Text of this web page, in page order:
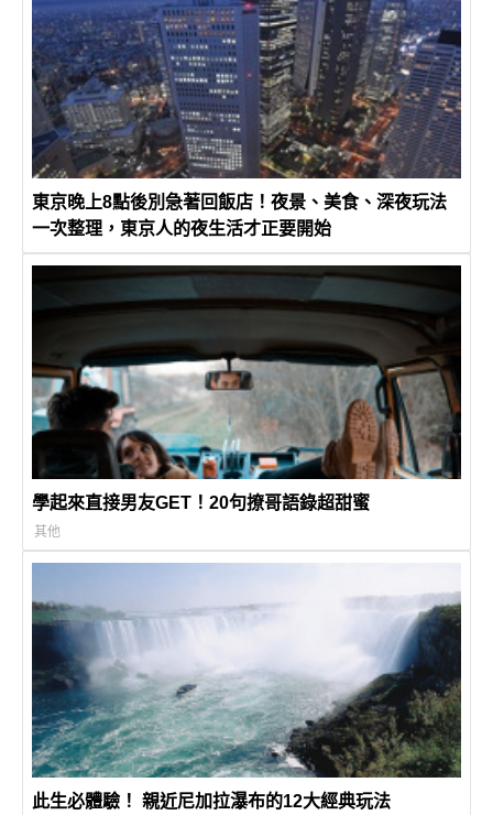
東京晚上8點後別急著回飯店！夜景、美食、深夜玩法
一次整理，東京人的夜生活才正要開始
學起來直接男友GET！20句撩哥語錄超甜蜜
其他
此生必體驗！ 親近尼加拉瀑布的12大經典玩法